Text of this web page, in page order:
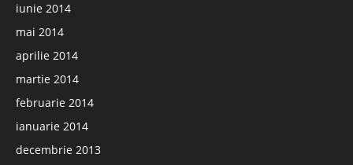
iunie 2014
mai 2014
aprilie 2014
martie 2014
februarie 2014
ianuarie 2014
decembrie 2013